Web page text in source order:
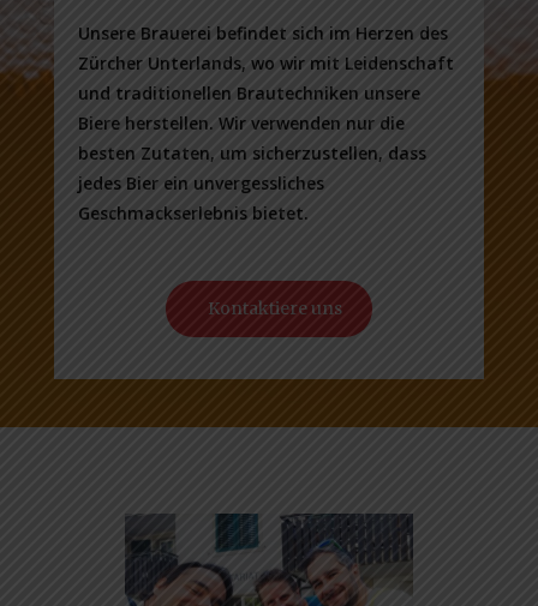
Unsere Brauerei befindet sich im Herzen des
Zürcher Unterlands, wo wir mit Leidenschaft
und traditionellen Brautechniken unsere
Biere herstellen. Wir verwenden nur die
besten Zutaten, um sicherzustellen, dass
jedes Bier ein unvergessliches
Geschmackserlebnis bietet.
Kontaktiere uns